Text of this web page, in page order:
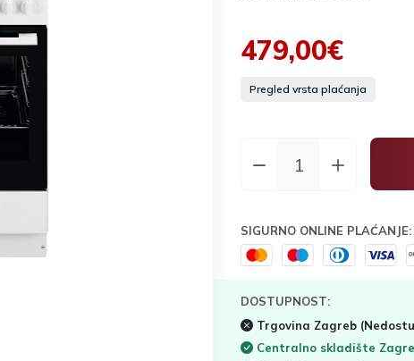
479,00€
Pregled vrsta plaćanja
SIGURNO ONLINE PLAĆANJE:
DOSTUPNOST:
Trgovina Zagreb
Centralno skladište